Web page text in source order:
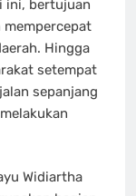
ini, bertujuan
Hingga
setempat
sepanjang
Widiartha